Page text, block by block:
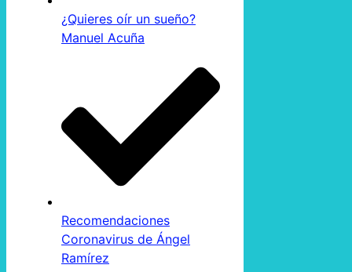
¿Quieres oír un sueño?
Manuel Acuña
Recomendaciones
Coronavirus de Ángel
Ramírez